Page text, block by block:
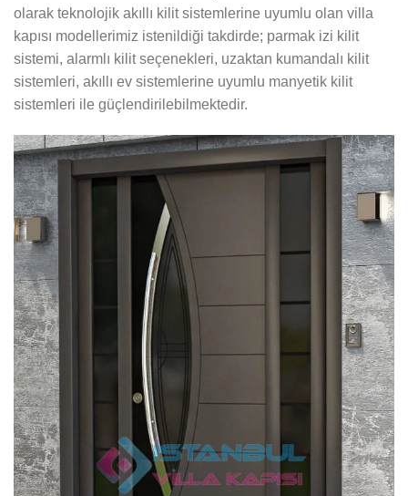
olarak teknolojik akıllı kilit sistemlerine uyumlu olan villa
kapısı modellerimiz istenildiği takdirde; parmak izi kilit
sistemi, alarmlı kilit seçenekleri, uzaktan kumandalı kilit
sistemleri, akıllı ev sistemlerine uyumlu manyetik kilit
sistemleri ile güçlendirilebilmektedir.